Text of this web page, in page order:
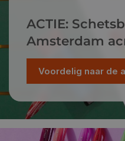
ACTIE:
Amsterdam
Voordelig naar de